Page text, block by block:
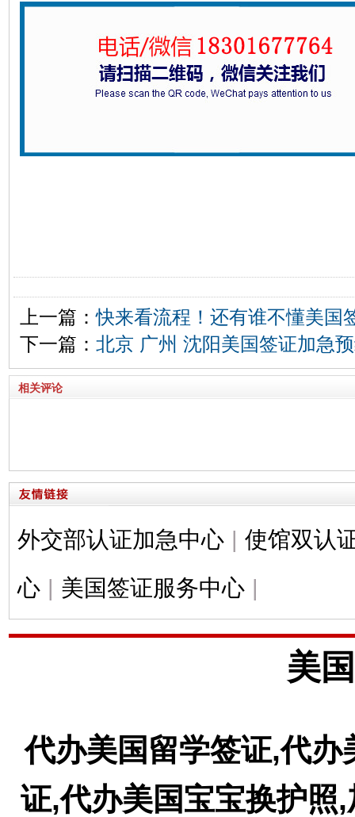
上一篇：快来看流程！还有谁不懂美国
下一篇： 北京 广州 沈阳美国签证加急
相关评论
外交部认证加急中心 | 使馆双认
心 | 美国签证服务中心 |
美国
代办美国留学签证,代
证,代办美国宝宝换护照